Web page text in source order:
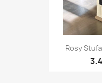
Rosy